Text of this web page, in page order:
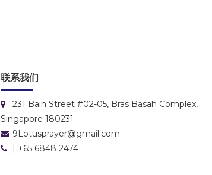
联系我们
231 Bain Street #02-05, Bras Basah Complex,
Singapore 180231
9Lotusprayer@gmail.com
| +65 6848 2474